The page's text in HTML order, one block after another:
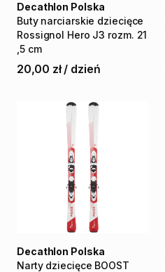
Buty narciarskie dziecięce
Rossignol Hero J3 rozm. 21
5 cm
Decathlon Polska
20,00 zł / dzień
Narty dziecięce BOOST
Decathlon Polska